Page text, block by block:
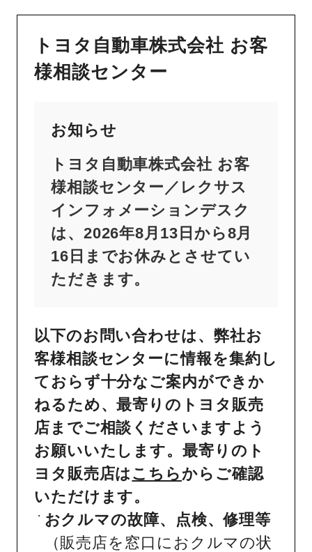
トヨタ自動車株式会社 お客
様相談センター
お知らせ
トヨタ自動車株式会社 お客
様相談センター／レクサス
インフォメーションデスク
は、2026年8月13日から8月
16日までお休みとさせてい
ただきます。
以下のお問い合わせは、弊社お
客様相談センターに情報を集約し
ておらず十分なご案内ができか
ねるため、最寄りのトヨタ販売
店までご相談くださいますよう
お願いいたします。最寄りのト
ヨタ販売店はこちら からご確認
いただけます。
おクルマの故障、点検、修理等
（販売店を窓口におクルマの状